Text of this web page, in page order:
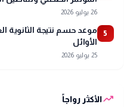
26 يوليو 2026
5
الأوائل
25 يوليو 2026
trending_upالأكثر رواجاً